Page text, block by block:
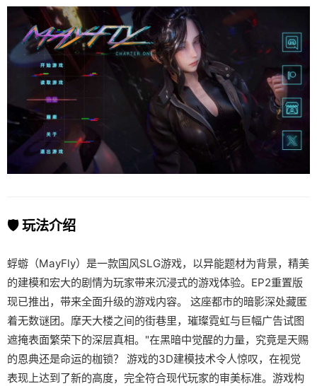
🛡️ 玩法介绍
蜉蝣（MayFly）是一款国风SLG游戏，以异能题材为背景，精美
的建模和宏大的剧情为玩家带来沉浸式的游戏体验。EP2重置版
现已推出，带来全面升级的游戏内容。 这座都市的暗影深处藏匿
着无数谜团。摩天大楼之间的街巷里，璀璨霓虹与巨幅广告试图
遮掩表面繁荣下的深层真相。"在黑暗中觉醒的力量，究竟是天赐
的恩典还是命运的枷锁？ 游戏的3D建模技术令人惊叹，在视觉
表现上达到了新的高度，完全符合现代玩家的审美标准。游戏构